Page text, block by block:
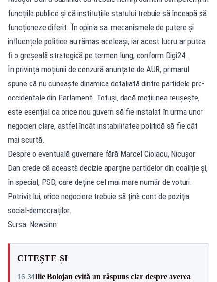
funcțiile publice și că instituțiile statului trebuie să înceapă să
funcționeze diferit. În opinia sa, mecanismele de putere și
influențele politice au rămas aceleași, iar acest lucru ar putea
fi o greșeală strategică pe termen lung, conform Digi24.
În privința moțiunii de cenzură anunțate de AUR, primarul
spune că nu cunoaște dinamica detaliată dintre partidele pro-
occidentale din Parlament. Totuși, dacă moțiunea reușește,
este esențial ca orice nou guvern să fie instalat în urma unor
negocieri clare, astfel încât instabilitatea politică să fie cât
mai scurtă.
Despre o eventuală guvernare fără Marcel Ciolacu, Nicușor
Dan crede că această decizie aparține partidelor din coaliție și,
în special, PSD, care deține cel mai mare număr de voturi.
Potrivit lui, orice negociere trebuie să țină cont de poziția
social-democraților.
Sursa: Newsinn
CITEȘTE ȘI
16:34Ilie Bolojan evită un răspuns clar despre averea